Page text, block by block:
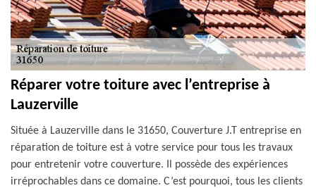
Réparer votre toiture avec l’entreprise à
Lauzerville
Située à Lauzerville dans le 31650, Couverture J.T entreprise en
réparation de toiture est à votre service pour tous les travaux
pour entretenir votre couverture. Il possède des expériences
irréprochables dans ce domaine. C’est pourquoi, tous les clients